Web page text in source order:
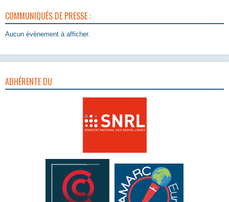
COMMUNIQUÉS DE PRESSE :
Aucun évènement à afficher.
ADHÉRENTE DU